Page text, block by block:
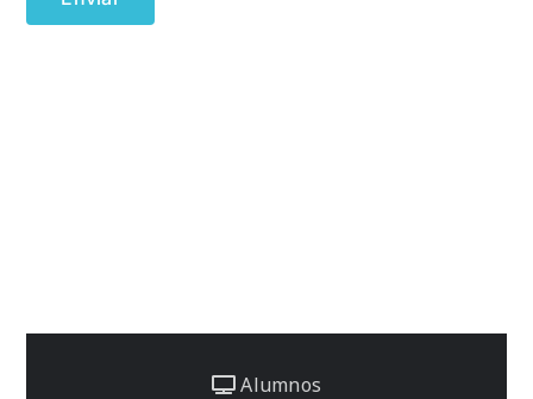
Alumnos